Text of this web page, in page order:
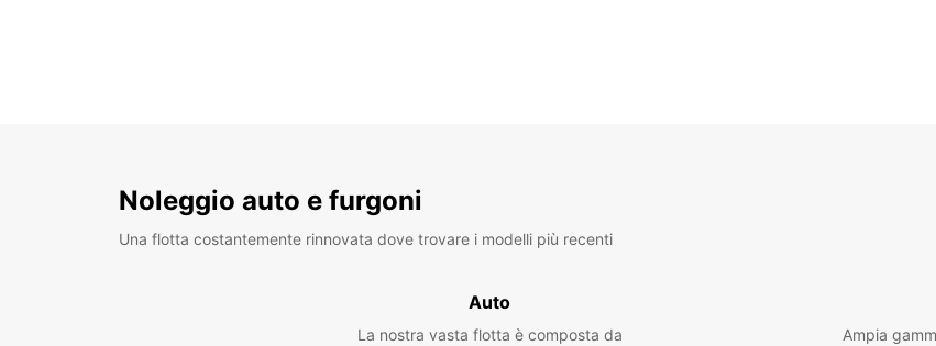
Noleggio auto e furgoni
Una flotta costantemente rinnovata dove trovare i modelli più recenti
Auto
La nostra vasta flotta è composta da
Ampia